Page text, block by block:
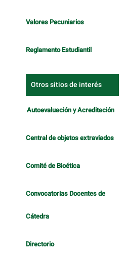
Valores Pecuniarios
Reglamento Estudiantil
Otros sitios de interés
Autoevaluación y Acreditación
Central de objetos extraviados
Comité de Bioética
Convocatorias Docentes de
Cátedra
Directorio